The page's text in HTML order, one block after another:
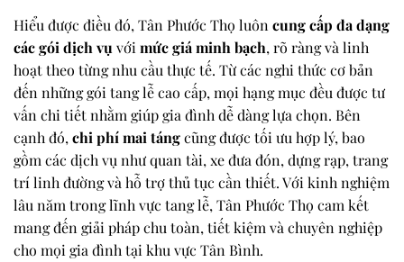
Hiểu được điều đó, Tân Phước Thọ luôn cung cấp đa dạng
các gói dịch vụ với mức giá minh bạch, rõ ràng và linh
hoạt theo từng nhu cầu thực tế. Từ các nghi thức cơ bản
đến những gói tang lễ cao cấp, mọi hạng mục đều được tư
vấn chi tiết nhằm giúp gia đình dễ dàng lựa chọn. Bên
cạnh đó, chi phí mai tángcũng được tối ưu hợp lý, bao
gồm các dịch vụ như quan tài, xe đưa đón, dựng rạp, trang
trí linh đường và hỗ trợ thủ tục cần thiết. Với kinh nghiệm
lâu năm trong lĩnh vực tang lễ, Tân Phước Thọ cam kết
mang đến giải pháp chu toàn, tiết kiệm và chuyên nghiệp
cho mọi gia đình tại khu vực Tân Bình.